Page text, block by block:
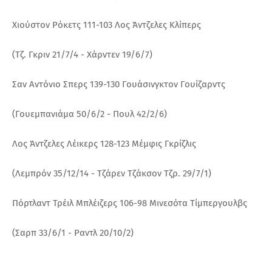
Χιούστον Ρόκετς 111-103 Λος Άντζελες Κλίπερς
(Τζ. Γκριν 21/7/4 - Χάρντεν 19/6/7)
Σαν Αντόνιο Σπερς 139-130 Γουάσινγκτον Γουίζαρντς
(Γουεμπανιάμα 50/6/2 - Πουλ 42/2/6)
Λος Άντζελες Λέικερς 128-123 Μέμφις Γκρίζλις
(Λεμπρόν 35/12/14 - Τζάρεν Τζάκσον Τζρ. 29/7/1)
Πόρτλαντ Τρέιλ Μπλέιζερς 106-98 Μινεσότα Τίμπεργουλβς
(Σαρπ 33/6/1 - Ραντλ 20/10/2)